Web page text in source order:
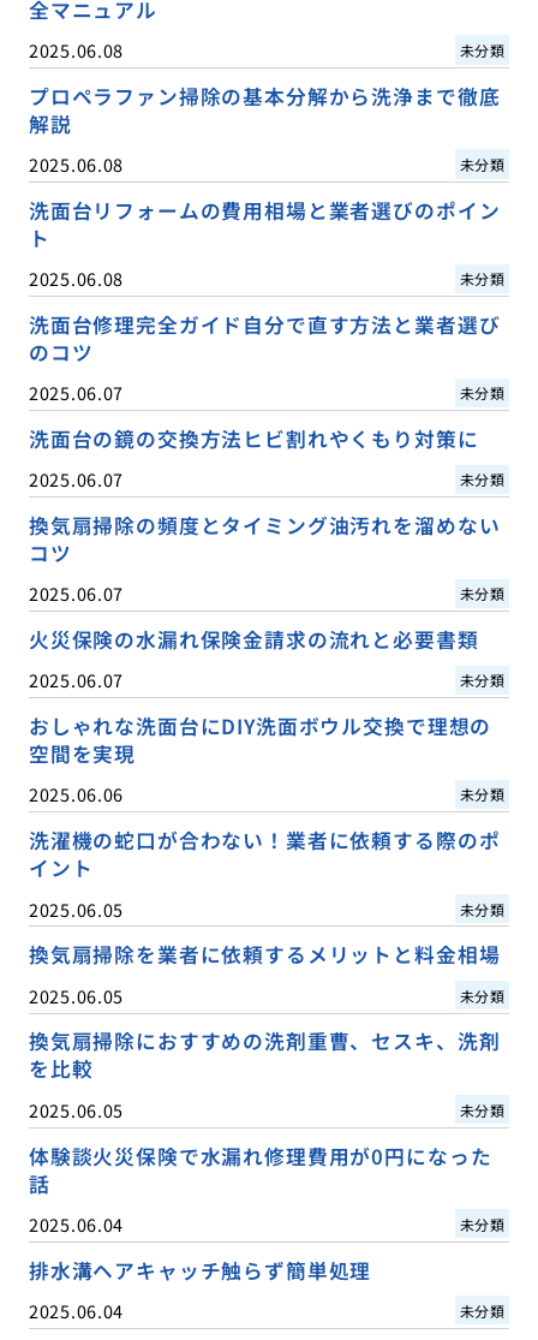
全マニュアル
2025.06.08 未分類
プロペラファン掃除の基本分解から洗浄まで徹底
解説
2025.06.08 未分類
洗面台リフォームの費用相場と業者選びのポイン
ト
2025.06.08 未分類
洗面台修理完全ガイド自分で直す方法と業者選び
のコツ
2025.06.07 未分類
洗面台の鏡の交換方法ヒビ割れやくもり対策に
2025.06.07 未分類
換気扇掃除の頻度とタイミング油汚れを溜めない
コツ
2025.06.07 未分類
火災保険の水漏れ保険金請求の流れと必要書類
2025.06.07 未分類
おしゃれな洗面台にDIY洗面ボウル交換で理想の
空間を実現
2025.06.06 未分類
洗濯機の蛇口が合わない！業者に依頼する際のポ
イント
2025.06.05 未分類
換気扇掃除を業者に依頼するメリットと料金相場
2025.06.05 未分類
換気扇掃除におすすめの洗剤重曹、セスキ、洗剤
を比較
2025.06.05 未分類
体験談火災保険で水漏れ修理費用が0円になった
話
2025.06.04 未分類
排水溝ヘアキャッチ触らず簡単処理
2025.06.04 未分類